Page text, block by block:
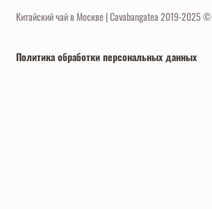
Китайский чай в Москве | Cavabangatea 2019-2025 ©
Политика обработки персональных данных